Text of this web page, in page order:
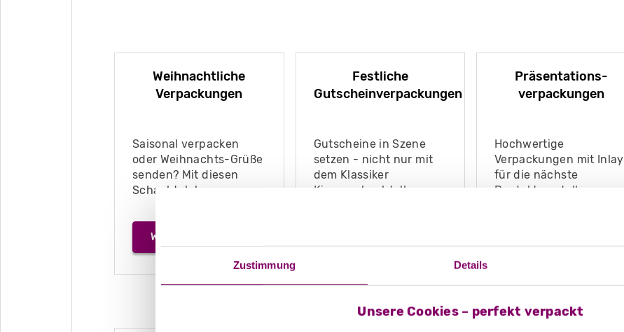
Zustimmung Details
Unsere Cookies – perfekt verpackt
Weihnachtliche
Verpackungen
Saisonal verpacken
oder Weihnachts-Grüße
senden? Mit diesen
Schachteln!
WEIHNACHTSVERPACKUNG
Festliche
Gutscheinverpackungen
Gutscheine in Szene
setzen - nicht nur mit
dem Klassiker
Kissenschachtel!
Präsentations-
verpackungen
Hochwertige
Verpackungen mit Inlay
für die nächste
Produktvorstellung.